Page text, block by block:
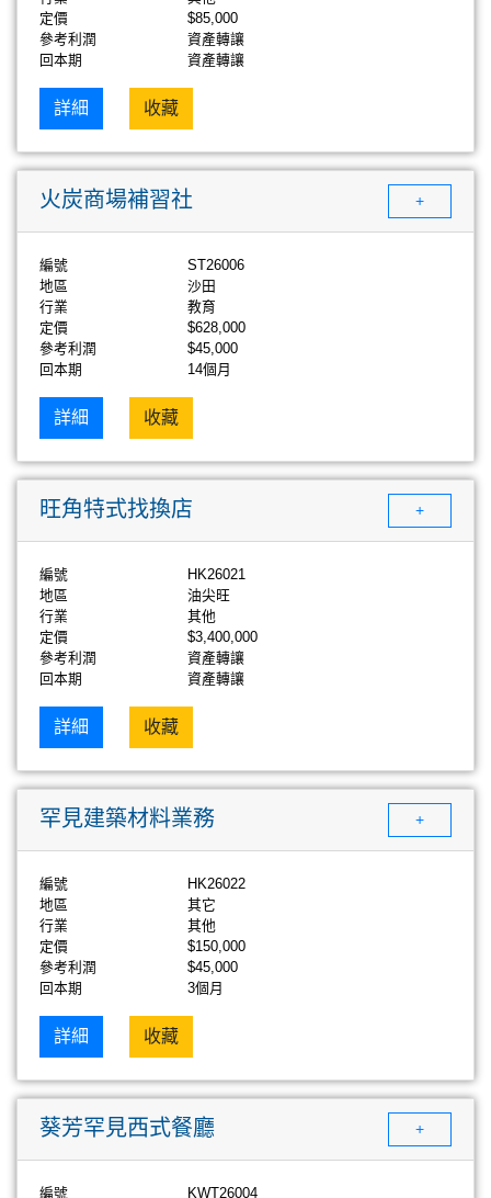
定價
$85,000
參考利潤
資產轉讓
回本期
資產轉讓
詳細 收藏
火炭商場補習社 +
編號
ST26006
地區
沙田
行業
教育
定價
$628,000
參考利潤
$45,000
回本期
14個月
詳細 收藏
旺角特式找換店 +
編號
HK26021
地區
油尖旺
行業
其他
定價
$3,400,000
參考利潤
資產轉讓
回本期
資產轉讓
詳細 收藏
罕見建築材料業務 +
編號
HK26022
地區
其它
行業
其他
定價
$150,000
參考利潤
$45,000
回本期
3個月
詳細 收藏
葵芳罕見西式餐廳 +
編號
KWT26004